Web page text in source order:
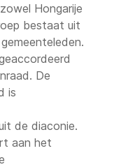
Hongarije
bestaat uit
De
is
de diaconie.
aan het